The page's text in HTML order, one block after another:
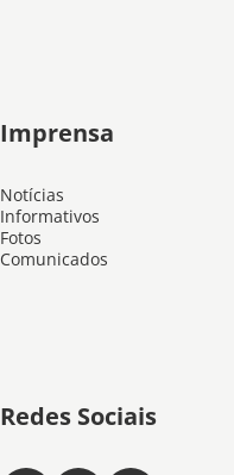
Imprensa
Notícias
Informativos
Fotos
Comunicados
Redes Sociais